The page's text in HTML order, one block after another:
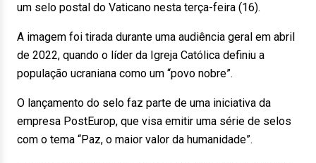
um selo postal do Vaticano nesta terça-feira (16).
A imagem foi tirada durante uma audiência geral em abril
de 2022, quando o líder da Igreja Católica definiu a
população ucraniana como um “povo nobre”.
O lançamento do selo faz parte de uma iniciativa da
empresa PostEurop, que visa emitir uma série de selos
com o tema “Paz, o maior valor da humanidade”.